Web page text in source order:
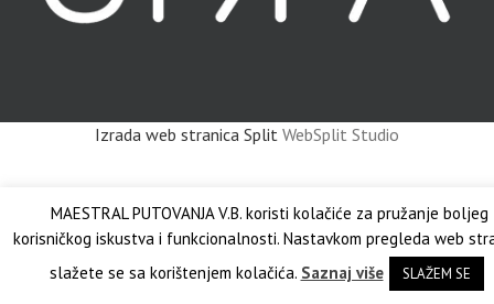
Izrada web stranica Split WebSplit Studio
MAESTRAL PUTOVANJA V.B. koristi kolačiće za pružanje boljeg
korisničkog iskustva i funkcionalnosti. Nastavkom pregleda web
slažete se sa korištenjem kolačića. Saznaj više SLAŽEM SE